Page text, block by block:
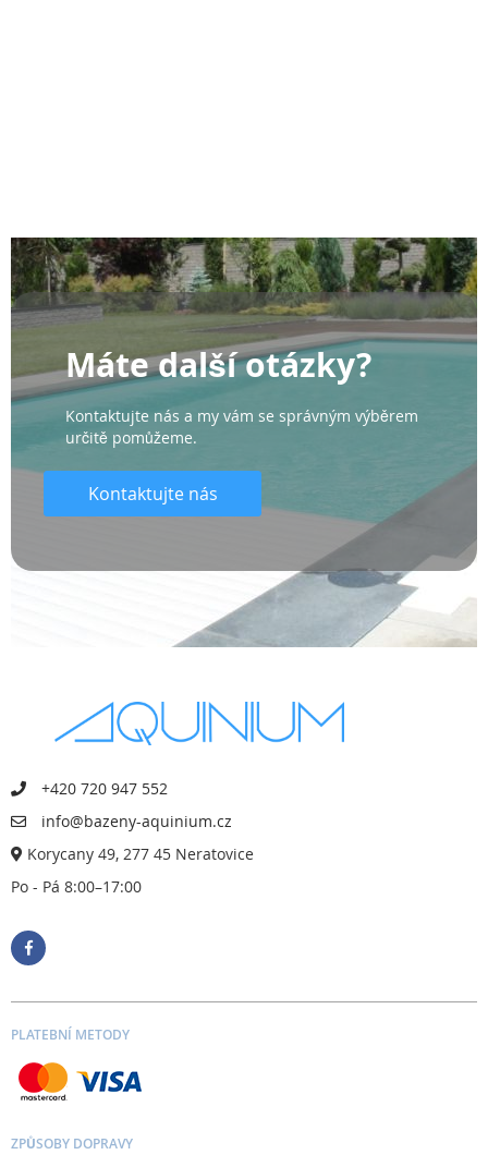
Máte další otázky?
Kontaktujte nás a my vám se správným výběrem
určitě pomůžeme.
Kontaktujte nás
+420 720 947 552
info@bazeny-aquinium.cz
Korycany 49, 277 45 Neratovice
Po - Pá 8:00–17:00
PLATEBNÍ METODY
ZPŮSOBY DOPRAVY